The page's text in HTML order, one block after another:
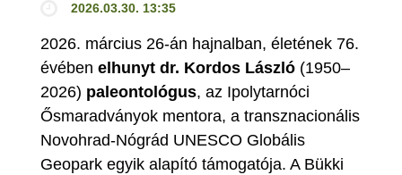
2026.03.30. 13:35
2026. március 26-án hajnalban, életének 76.
évében elhunyt dr. Kordos László (1950–
2026) paleontológus, az Ipolytarnóci
Ősmaradványok mentora, a transznacionális
Novohrad-Nógrád UNESCO Globális
Geopark egyik alapító támogatója. A Bükki